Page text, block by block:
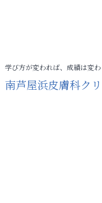
学び方が変われば、成績は変わ
南芦屋浜皮膚科ク